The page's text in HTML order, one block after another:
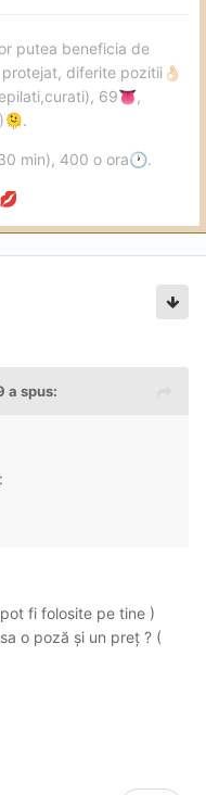
putea beneficia de
diferite pozitii👌🏻
69👅,
🫠.
min), 400 o ora🕐.
💋
a spus:
fi folosite pe tine )
o poză și un preț ? (